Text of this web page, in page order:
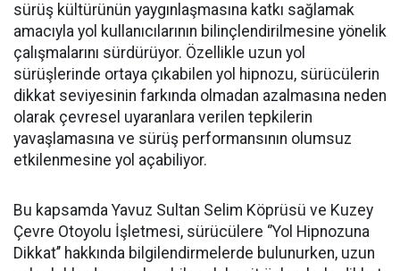
sürüş kültürünün yaygınlaşmasına katkı sağlamak
amacıyla yol kullanıcılarının bilinçlendirilmesine yönelik
çalışmalarını sürdürüyor. Özellikle uzun yol
sürüşlerinde ortaya çıkabilen yol hipnozu, sürücülerin
dikkat seviyesinin farkında olmadan azalmasına neden
olarak çevresel uyaranlara verilen tepkilerin
yavaşlamasına ve sürüş performansının olumsuz
etkilenmesine yol açabiliyor.
Bu kapsamda Yavuz Sultan Selim Köprüsü ve Kuzey
Çevre Otoyolu İşletmesi, sürücülere ‘’Yol Hipnozuna
Dikkat’’ hakkında bilgilendirmelerde bulunurken, uzun